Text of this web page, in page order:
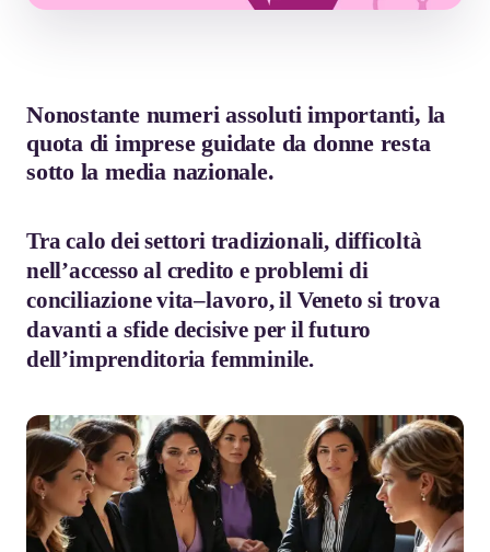
Nonostante numeri assoluti importanti, la
quota di imprese guidate da donne resta
sotto la media nazionale.
Tra calo dei settori tradizionali, difficoltà
nell’accesso al credito e problemi di
conciliazione vita–lavoro, il Veneto si trova
davanti a sfide decisive per il futuro
dell’imprenditoria femminile.